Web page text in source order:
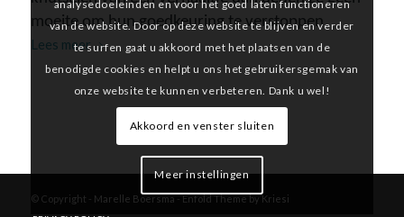
moeite om hun goedkeuring te verstoppen.
Lees meer
© Copyright - Marelle Boersma-Enfold Theme by Kriesi
analysedoeleinden en voor het goed laten functioneren
van de website. Door op deze website te blijven en verder
te surfen gaat u akkoord met het plaatsen van de
benodigde cookies en helpt u ons het gebruikersgemak van
onze website te kunnen verbeteren. Dank u wel!
Akkoord en venster sluiten
Meer instellingen